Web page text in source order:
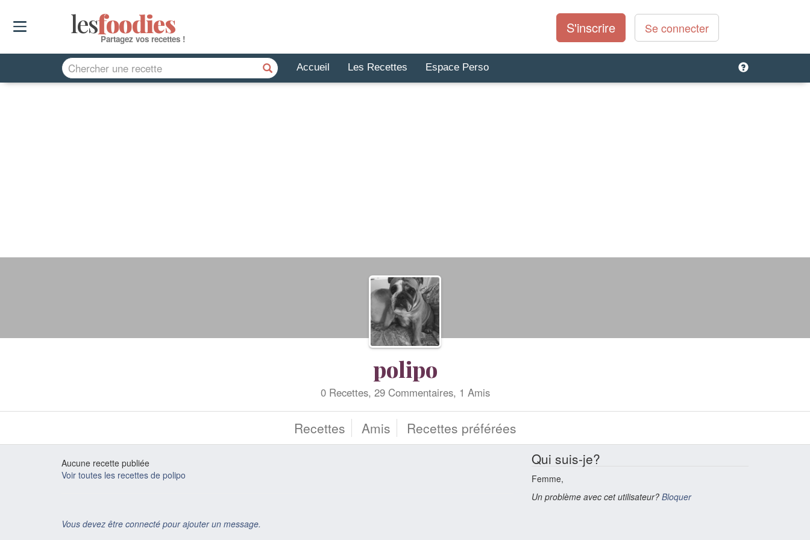
lesfoodies
Partagez vos recettes !
S'inscrire Se connecter
Accueil Les Recettes Espace Perso
polipo
0 Recettes, 29 Commentaires, 1 Amis
Recettes Amis Recettes préférées
Aucune recette publiée
Voir toutes les recettes de polipo
Vous devez être connecté pour ajouter un message.
Qui suis-je?
Femme,
Un problème avec cet utilisateur? Bloquer